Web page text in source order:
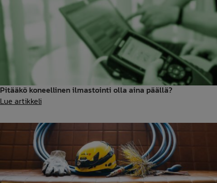
Pitääkö koneellinen ilmastointi olla aina päällä?
Lue artikkeliPitääkö
ilmastointi
olla
aina
päällä?